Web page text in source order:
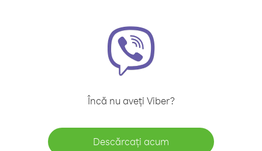
Încă nu aveți Viber?
Descărcați acum